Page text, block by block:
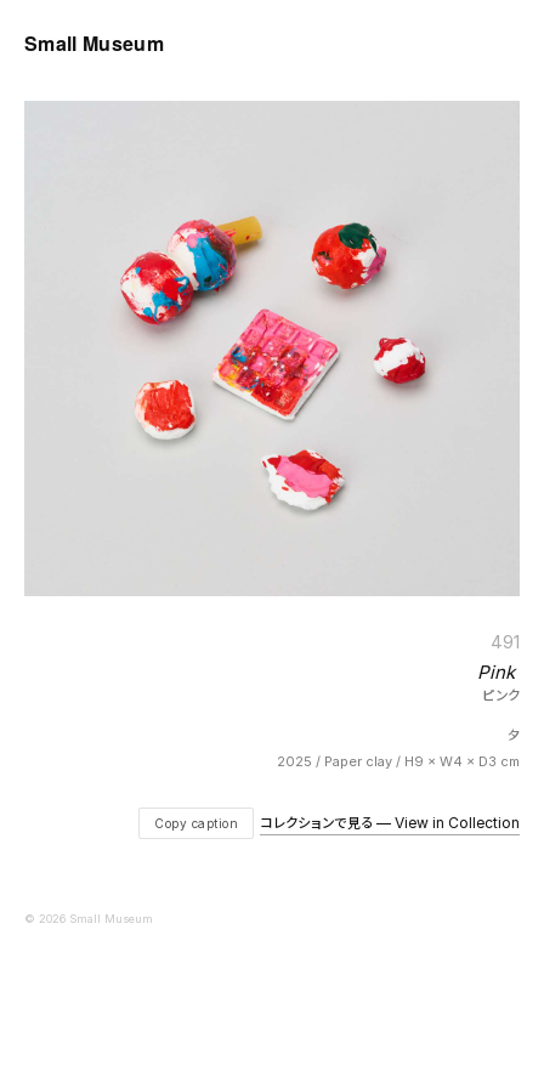
Small Museum
491
Pink
ピンク
夕
2025 / Paper clay / H9 × W4 × D3 cm
Copy caption コレクションで見る — View in Collection
© 2026 Small Museum